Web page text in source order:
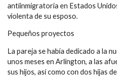
antiinmigratoria en Estados
violenta de su esposo.
Pequeños proyectos
La pareja se había dedicado a la
unos meses en Arlington, a las
sus hijos, así como con dos hijas